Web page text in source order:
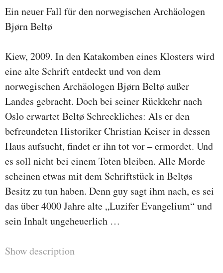
Ein neuer Fall für den norwegischen Archäologen
Bjørn Beltø
Kiew, 2009. In den Katakomben eines Klosters wird
eine alte Schrift entdeckt und von dem
norwegischen Archäologen Bjørn Beltø außer
Landes gebracht. Doch bei seiner Rückkehr nach
Oslo erwartet Beltø Schreckliches: Als er den
befreundeten Historiker Christian Keiser in dessen
Haus aufsucht, findet er ihn tot vor – ermordet. Und
es soll nicht bei einem Toten bleiben. Alle Morde
scheinen etwas mit dem Schriftstück in Beltøs
Besitz zu tun haben. Denn guy sagt ihm nach, es sei
das über 4000 Jahre alte „Luzifer Evangelium“ und
sein Inhalt ungeheuerlich …
Show description